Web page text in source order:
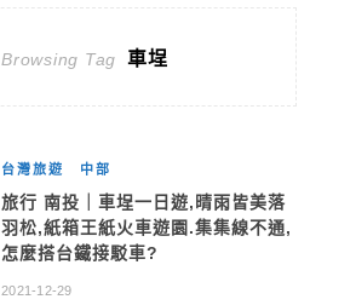
Browsing Tag 車埕
台灣旅遊 中部
旅行 南投｜車埕一日遊,晴雨皆美落
羽松,紙箱王紙火車遊園.集集線不通,
怎麼搭台鐵接駁車?
2021-12-29